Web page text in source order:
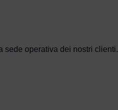
sede operativa dei nostri clienti.